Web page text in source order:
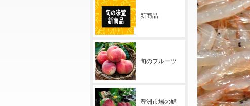
新商品
旬のフルーツ
豊洲市場の鮮